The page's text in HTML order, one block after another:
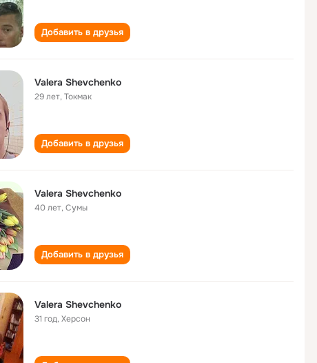
Добавить в друзья
Valera Shevchenko
29 лет,Токмак
Добавить в друзья
Valera Shevchenko
40 лет,Сумы
Добавить в друзья
Valera Shevchenko
31 год,Херсон